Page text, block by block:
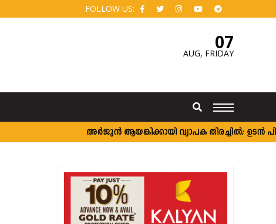
FOLLOW US:
07
AUG, FRIDAY
അർജുൻ ആയങ്കിക്കായി വ്യാപക തിരച്ചിൽ; ഉടൻ